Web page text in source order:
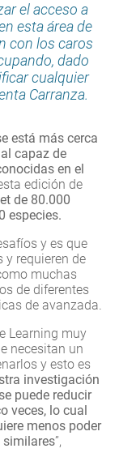
el acceso a
esta área de
con los caros
dado
cualquier
Carranza.
está más cerca
capaz de
en el
edición de
de 80.000
especies.
y es que
y requieren de
muchas
de diferentes
de avanzada.
Learning muy
necesitan un
y esto es
investigación
puede reducir
veces, lo cual
menos poder
similares”,